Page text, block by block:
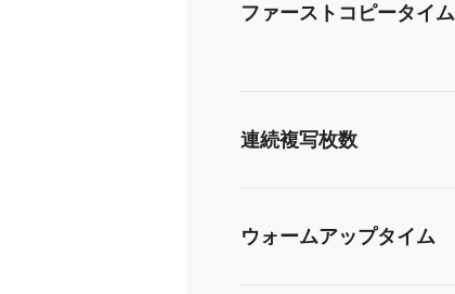
ファーストコピータイム
連続複写枚数
ウォームアップタイム